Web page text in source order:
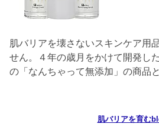
肌バリアを壊さないスキンケア用
せん。４年の歳月をかけて開発し
の「なんちゃって無添加」の商品
肌バリアを育む